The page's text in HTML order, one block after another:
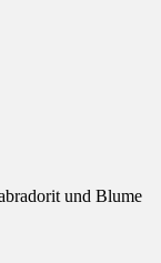
und Blume